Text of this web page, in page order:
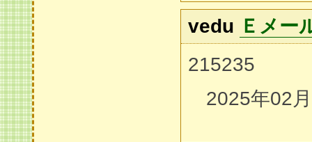
vedu Ｅメー
215235
2025年02